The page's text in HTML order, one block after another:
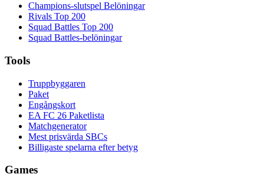
Champions-slutspel Belöningar
Rivals Top 200
Squad Battles Top 200
Squad Battles-belöningar
Tools
Truppbyggaren
Paket
Engångskort
EA FC 26 Paketlista
Matchgenerator
Mest prisvärda SBCs
Billigaste spelarna efter betyg
Games